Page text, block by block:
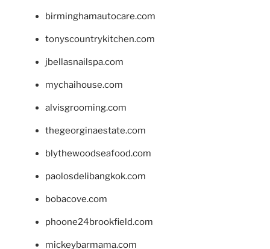
birminghamautocare.com
tonyscountrykitchen.com
jbellasnailspa.com
mychaihouse.com
alvisgrooming.com
thegeorginaestate.com
blythewoodseafood.com
paolosdelibangkok.com
bobacove.com
phoone24brookfield.com
mickeybarmama.com